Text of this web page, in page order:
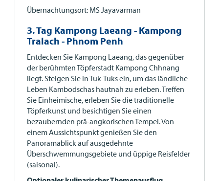
Übernachtungsort: MS Jayavarman
3. Tag Kampong Laeang - Kampong
Tralach - Phnom Penh
Entdecken Sie Kampong Laeang, das gegenüber
der berühmten Töpferstadt Kampong Chhnang
liegt. Steigen Sie in Tuk-Tuks ein, um das ländliche
Leben Kambodschas hautnah zu erleben. Treffen
Sie Einheimische, erleben Sie die traditionelle
Töpferkunst und besichtigen Sie einen
bezaubernden prä-angkorischen Tempel. Von
einem Aussichtspunkt genießen Sie den
Panoramablick auf ausgedehnte
Überschwemmungsgebiete und üppige Reisfelder
(saisonal).